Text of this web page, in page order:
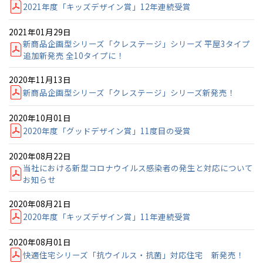
2021年度「キッズデザイン賞」12年連続受賞
2021年01月29日
新商品企画型シリーズ「クレステージ」シリーズ 平屋3タイプ
追加新発売 全10タイプに！
2020年11月13日
新商品企画型シリーズ「クレステージ」シリーズ新発売！
2020年10月01日
2020年度「グッドデザイン賞」11度目の受賞
2020年08月22日
当社における新型コロナウイルス感染者の発生と対応について
お知らせ
2020年08月21日
2020年度「キッズデザイン賞」11年連続受賞
2020年08月01日
快適住宅シリーズ「抗ウイルス・抗菌」対応住宅 新発売！
和歌山
島根
広島
山口
徳島
高知
大分
宮崎
鹿児島
長崎
沖縄
群馬県
群馬
鹿児島県
鹿児島